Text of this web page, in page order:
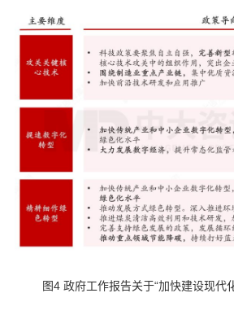
图4 政府工作报告关于“加快建设现代